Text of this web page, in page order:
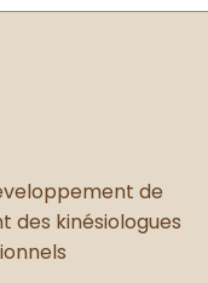
de
kinésiologues